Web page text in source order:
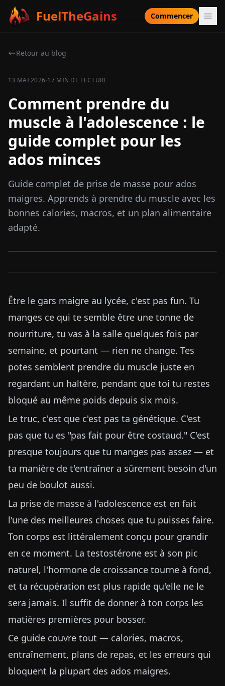
FuelTheGains Commencer
Retour au blog
13 MAI 2026·17 MIN DE LECTURE
Comment prendre du
muscle à l'adolescence : le
guide complet pour les
ados minces
Guide complet de prise de masse pour ados
maigres. Apprends à prendre du muscle avec les
bonnes calories, macros, et un plan alimentaire
adapté.
Être le gars maigre au lycée, c'est pas fun. Tu
manges ce qui te semble être une tonne de
nourriture, tu vas à la salle quelques fois par
semaine, et pourtant — rien ne change. Tes
potes semblent prendre du muscle juste en
regardant un haltère, pendant que toi tu restes
bloqué au même poids depuis six mois.
Le truc, c'est que c'est pas ta génétique. C'est
pas que tu es "pas fait pour être costaud." C'est
presque toujours que tu manges pas assez — et
ta manière de t'entraîner a sûrement besoin d'un
peu de boulot aussi.
La prise de masse à l'adolescence est en fait
l'une des meilleures choses que tu puisses faire.
Ton corps est littéralement conçu pour grandir
en ce moment. La testostérone est à son pic
naturel, l'hormone de croissance tourne à fond,
et ta récupération est plus rapide qu'elle ne le
sera jamais. Il suffit de donner à ton corps les
matières premières pour bosser.
Ce guide couvre tout — calories, macros,
entraînement, plans de repas, et les erreurs qui
bloquent la plupart des ados maigres.